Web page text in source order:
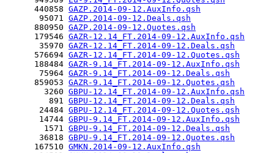
      440858
GAZP.2014-09-12.AuxInfo.qsh
       95071
GAZP.2014-09-12.Deals.qsh
      880950
GAZP.2014-09-12.Quotes.qsh
      179546
GAZR-12.14_FT.2014-09-12.AuxInfo.qsh
       35970
GAZR-12.14_FT.2014-09-12.Deals.qsh
      576694
GAZR-12.14_FT.2014-09-12.Quotes.qsh
      188484
GAZR-9.14_FT.2014-09-12.AuxInfo.qsh
       75964
GAZR-9.14_FT.2014-09-12.Deals.qsh
      859053
GAZR-9.14_FT.2014-09-12.Quotes.qsh
        3260
GBPU-12.14_FT.2014-09-12.AuxInfo.qsh
         891
GBPU-12.14_FT.2014-09-12.Deals.qsh
       24484
GBPU-12.14_FT.2014-09-12.Quotes.qsh
       14744
GBPU-9.14_FT.2014-09-12.AuxInfo.qsh
        1571
GBPU-9.14_FT.2014-09-12.Deals.qsh
       36818
GBPU-9.14_FT.2014-09-12.Quotes.qsh
      167510
GMKN.2014-09-12.AuxInfo.qsh